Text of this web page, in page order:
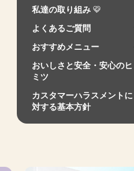
私達の取り組み
よくあるご質問
おすすめメニュー
おいしさと安全・安心のヒ
ミツ
カスタマーハラスメントに
対する基本方針